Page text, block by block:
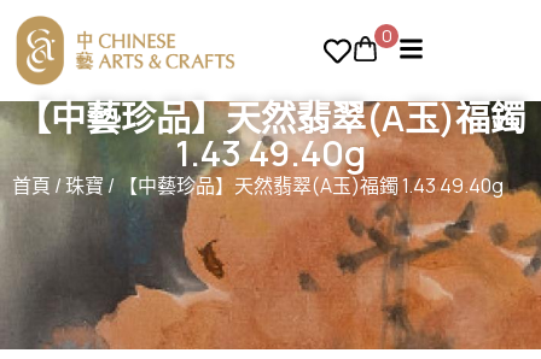
0
【中藝珍品】天然翡翠(A玉)福鐲
1.43 49.40g
首頁 /珠寶/ 【中藝珍品】天然翡翠(A玉)福鐲 1.43 49.40g